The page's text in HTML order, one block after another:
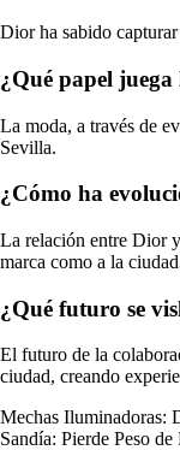
Dior ha sabido
¿Qué papel
La moda, a través de
Sevilla.
¿Cómo ha
La relación entre Dior
marca como a la
¿Qué futuro se
El futuro de la
ciudad, creando
Mechas Iluminadoras:
Sandía: Pierde Peso